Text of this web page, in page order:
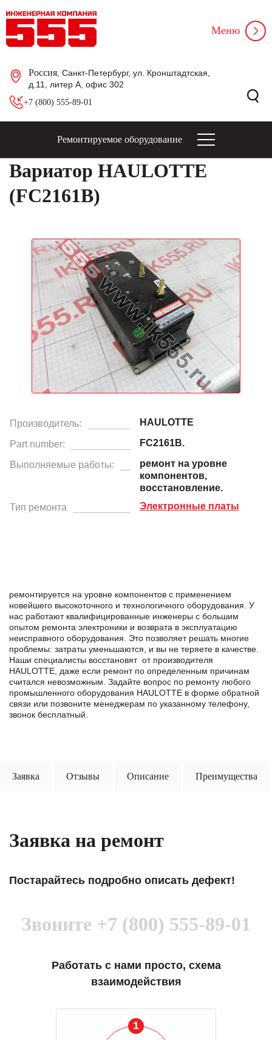
Россия , Санкт-Петербург, ул. Кронштадтская,
д.11, литер А, офис 302
+7 (800) 555-89-01
Меню
Ремонтируемое оборудование
Вариатор HAULOTTE
(FC2161B)
Производитель: HAULOTTE
Part number: FC2161B.
Выполняемые работы:
ремонт на уровне
компонентов,
восстановление.
Тип ремонта
Электронные платы
ремонтируется на уровне компонентов с применением
новейшего высокоточного и технологичного оборудования. У
нас работают квалифицированные инженеры с большим
опытом ремонта электроники и возврата в эксплуатацию
неисправного оборудования. Это позволяет решать многие
проблемы: затраты уменьшаются, и вы не теряете в качестве.
Наши специалисты восстановят от производителя
HAULOTTE, даже если ремонт по определенным причинам
считался невозможным. Задайте вопрос по ремонту любого
промышленного оборудования HAULOTTE в формe обратной
связи или позвоните менеджерам по указанному телефону,
звонок бесплатный.
Заявка Отзывы Описание Преимущества
Заявка на ремонт
Постарайтесь подробно описать дефект!
Звоните +7 (800) 555-89-01
Работать с нами просто, схема
взаимодействия
1